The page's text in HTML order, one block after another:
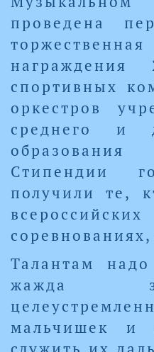
проведена
награждения
спортивных
оркестров
среднего и
Стипендии
получили те,
Талантам
жажда
мальчишек и